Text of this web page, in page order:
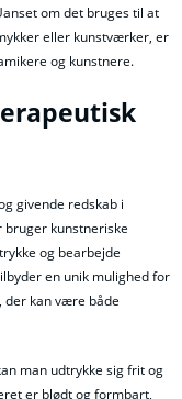
om det bruges til at
eller kunstværker, er
og kunstnere.
givende redskab i
kunstneriske
og bearbejde
en unik mulighed for
kan være både
man udtrykke sig frit og
er blødt og formbart,